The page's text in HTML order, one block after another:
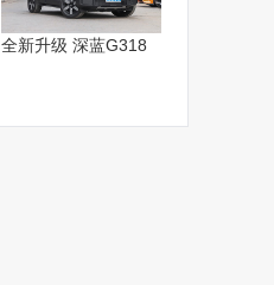
全新升级 深蓝G318